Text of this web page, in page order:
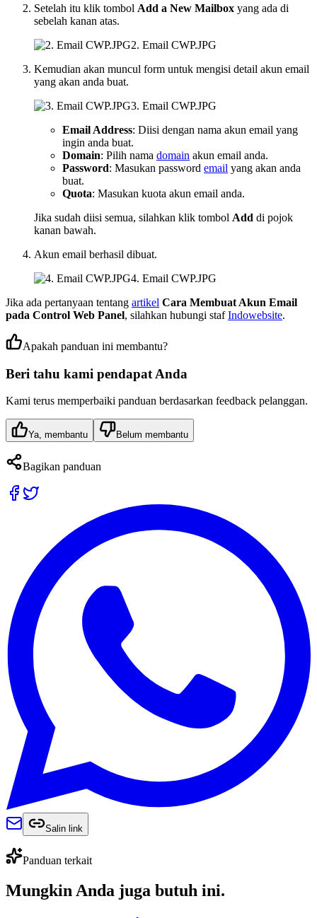
Setelah itu klik tombol Add a New Mailbox yang ada di
sebelah kanan atas.
2. Email CWP.JPG
Kemudian akan muncul form untuk mengisi detail akun email
yang akan anda buat.
3. Email CWP.JPG
Email Address: Diisi dengan nama akun email yang
ingin anda buat.
Domain: Pilih nama domain akun email anda.
Password: Masukan password email yang akan anda
buat.
Quota: Masukan kuota akun email anda.
Jika sudah diisi semua, silahkan klik tombol Add di pojok
kanan bawah.
Akun email berhasil dibuat.
4. Email CWP.JPG
Jika ada pertanyaan tentang artikel Cara Membuat Akun Email
pada Control Web Panel, silahkan hubungi stafIndowebsite.
Apakah panduan ini membantu?
Beri tahu kami pendapat Anda
Kami terus memperbaiki panduan berdasarkan feedback pelanggan.
Ya, membantu Belum membantu
Bagikan panduan
Salin link
Panduan terkait
Mungkin Anda juga butuh ini.